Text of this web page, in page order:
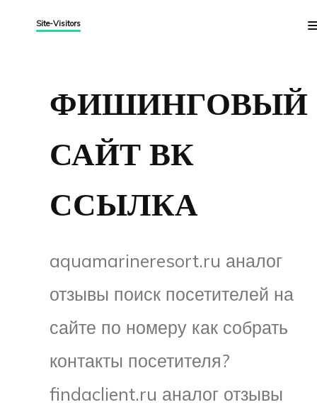
Site-Visitors
ФИШИНГОВЫЙ
САЙТ ВК
ССЫЛКА
aquamarineresort.ru аналог
отзывы поиск посетителей на
сайте по номеру как собрать
контакты посетителя?
findaclient.ru аналог отзывы